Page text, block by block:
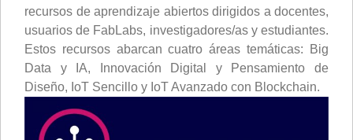
recursos de aprendizaje abiertos dirigidos a docentes,
usuarios de FabLabs, investigadores/as y estudiantes.
Estos recursos abarcan cuatro áreas temáticas: Big
Data y IA, Innovación Digital y Pensamiento de
Diseño, IoT Sencillo y IoT Avanzado con Blockchain.